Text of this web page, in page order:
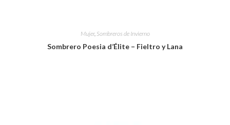
Mujer, Sombreros de Invierno
Sombrero Poesia d’Élite – Fieltro y Lana